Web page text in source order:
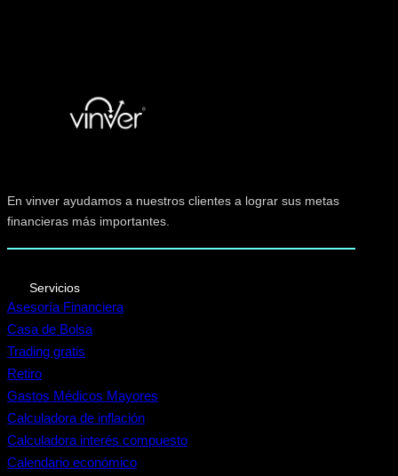
En vinver ayudamos a nuestros clientes a lograr sus metas
financieras más importantes.
Servicios
Asesoría Financiera
Casa de Bolsa
Trading gratis
Retiro
Gastos Médicos Mayores
Calculadora de inflación
Calculadora interés compuesto
Calendario económico